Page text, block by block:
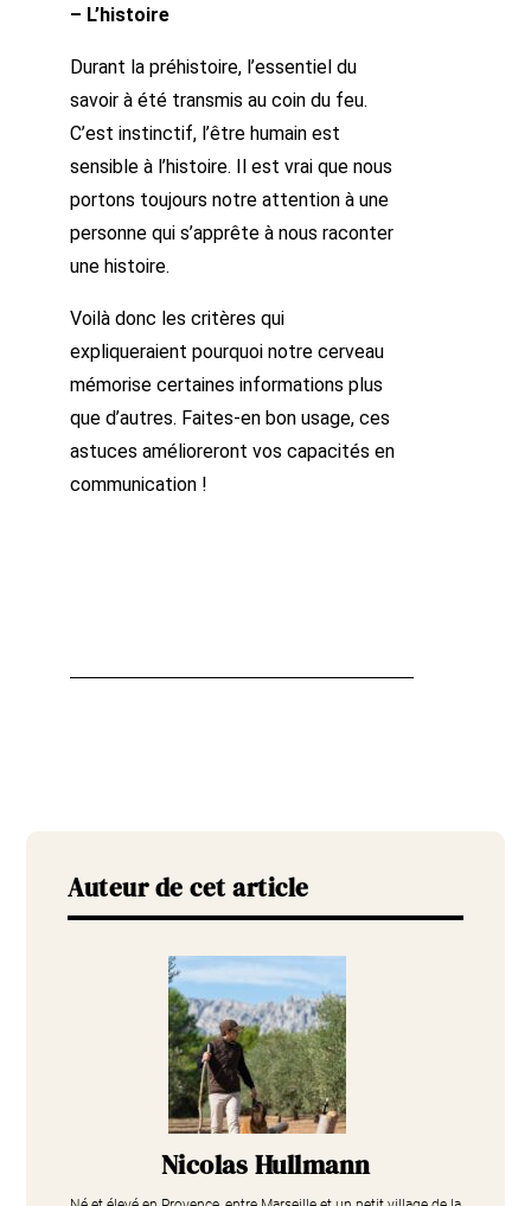
– L’histoire
Durant la préhistoire, l’essentiel du
savoir à été transmis au coin du feu.
C’est instinctif, l’être humain est
sensible à l’histoire. Il est vrai que nous
portons toujours notre attention à une
personne qui s’apprête à nous raconter
une histoire.
Voilà donc les critères qui
expliqueraient pourquoi notre cerveau
mémorise certaines informations plus
que d’autres. Faites-en bon usage, ces
astuces amélioreront vos capacités en
communication !
Auteur de cet article
Nicolas Hullmann